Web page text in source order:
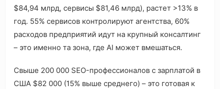
$84,94 млрд, сервисы $81,46 млрд), растет >13% в
год. 55% сервисов контролируют агентства, 60%
расходов предприятий идут на крупный консалтинг
– это именно та зона, где AI может вмешаться.
Свыше 200 000 SEO-профессионалов с зарплатой в
США $82 000 (15% выше среднего) – это готовая к